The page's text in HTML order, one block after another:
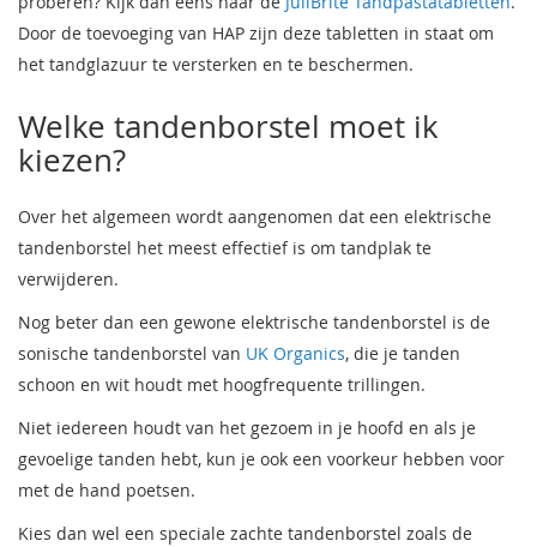
Door de toevoeging van HAP zijn deze tabletten in staat om
het tandglazuur te versterken en te beschermen.
Welke tandenborstel moet ik
kiezen?
Over het algemeen wordt aangenomen dat een elektrische
tandenborstel het meest effectief is om tandplak te
verwijderen.
Nog beter dan een gewone elektrische tandenborstel is de
sonische tandenborstel van UK Organics, die je tanden
schoon en wit houdt met hoogfrequente trillingen.
Niet iedereen houdt van het gezoem in je hoofd en als je
gevoelige tanden hebt, kun je ook een voorkeur hebben voor
met de hand poetsen.
Kies dan wel een speciale zachte tandenborstel zoals de